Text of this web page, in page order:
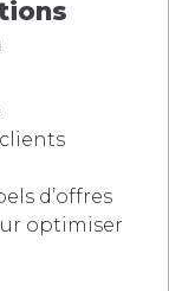
d’offres
optimiser